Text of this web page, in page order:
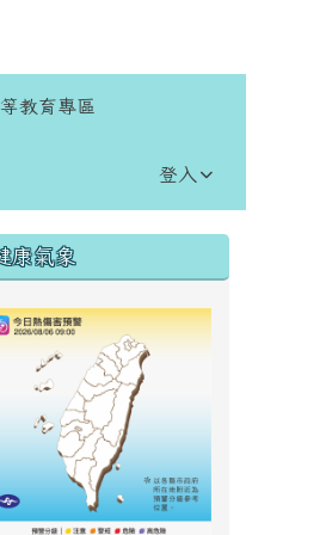
教育專區
登入
邊區域內容
康氣象